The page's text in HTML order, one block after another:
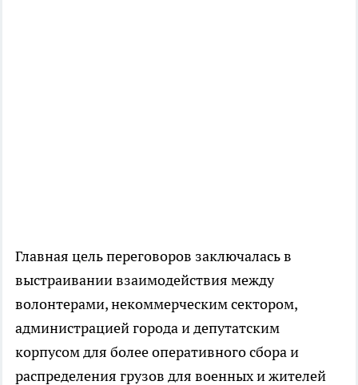
Главная цель переговоров заключалась в
выстраивании взаимодействия между
волонтерами, некоммерческим сектором,
администрацией города и депутатским
корпусом для более оперативного сбора и
распределения грузов для военных и жителей